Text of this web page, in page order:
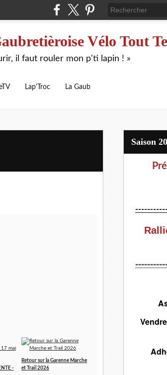
Vélo Tout
il faut rouler mon p'ti lapin ! »
Lap'Troc La Gaub
-
Retour sur la Garenne Marche
et Trail 2026
Saison